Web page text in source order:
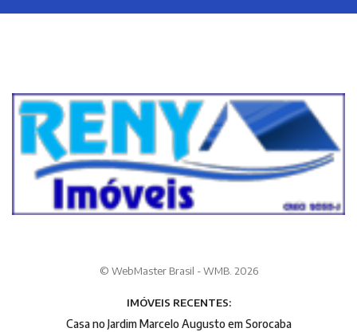
© WebMaster Brasil - WMB. 2026
IMÓVEIS RECENTES:
Casa no Jardim Marcelo Augusto em Sorocaba